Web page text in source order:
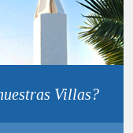
Villas?